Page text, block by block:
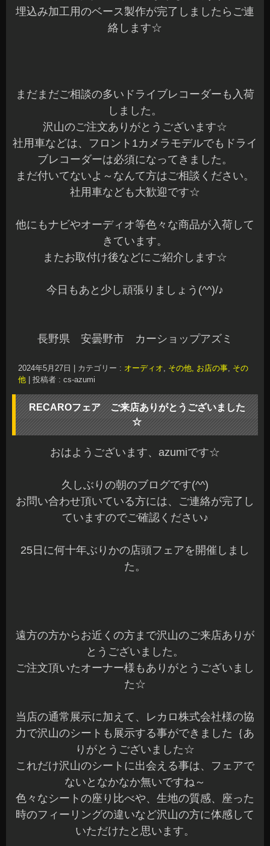
埋込み加工用のベース製作が完了しましたらご連
絡します☆
まだまだご相談の多いドライブレコーダーも入荷
しました。
沢山のご注文ありがとうございます☆
社用車などは、フロント1カメラモデルでもドライ
ブレコーダーは必須になってきました。
まだ付いてないよ～なんて方はご相談ください。
社用車なども大歓迎です☆
他にもナビやオーディオ等色々な商品が入荷して
きています。
またお取付け後などにご紹介します☆
今日もあと少し頑張りましょう(^^)/♪
長野県 安曇野市 カーショップアズミ
2024年5月27日 カテゴリー : オーディオ, その他, お店の事, その
他
投稿者 : cs-azumi
RECAROフェア ご来店ありがとうございました
☆
おはようございます、azumiです☆
久しぶりの朝のブログです(^^)
お問い合わせ頂いている方には、ご連絡が完了し
ていますのでご確認ください♪
25日に何十年ぶりかの店頭フェアを開催しまし
た。
遠方の方からお近くの方まで沢山のご来店ありが
とうございました。
ご注文頂いたオーナー様もありがとうございまし
た☆
当店の通常展示に加えて、レカロ株式会社様の協
力で沢山のシートも展示する事ができました｛あ
りがとうございました☆
これだけ沢山のシートに出会える事は、フェアで
ないとなかなか無いですね～
色々なシートの座り比べや、生地の質感、座った
時のフィーリングの違いなど沢山の方に体感して
いただけたと思います。